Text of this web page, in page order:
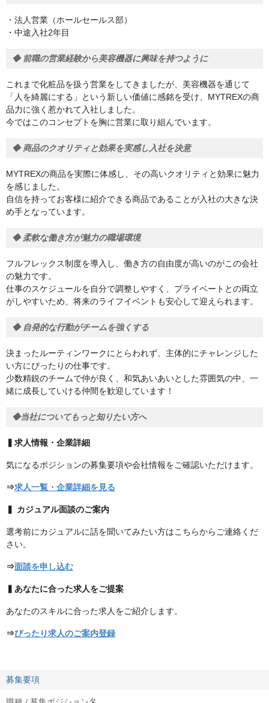
・法人営業（ホールセールス部）
・中途入社2年目
◆ 前職の営業経験から美容機器に興味を持つように
これまで化粧品を扱う営業をしてきましたが、美容機器を通じて
「人を綺麗にする」という新しい価値に感銘を受け、MYTREXの商
品力に強く惹かれて入社しました。
今ではこのコンセプトを胸に営業に取り組んでいます。
◆ 商品のクオリティと効果を実感し入社を決意
MYTREXの商品を実際に体感し、その高いクオリティと効果に魅力
を感じました。
自信を持ってお客様に紹介できる商品であることが入社の大きな決
め手となっています。
◆ 柔軟な働き方が魅力の職場環境
フルフレックス制度を導入し、働き方の自由度が高いのがこの会社
の魅力です。
仕事のスケジュールを自分で調整しやすく、プライベートとの両立
がしやすいため、将来のライフイベントも安心して迎えられます。
◆ 自発的な行動がチームを強くする
決まったルーティンワークにとらわれず、主体的にチャレンジした
い方にぴったりの仕事です。
少数精鋭のチームで仲が良く、和気あいあいとした雰囲気の中、一
緒に成長していける仲間を歓迎しています！
◆当社についてもっと知りたい方へ
▍求人情報・企業詳細
気になるポジションの募集要項や会社情報をご確認いただけます。
⇒求人一覧・企業詳細を見る
▍ カジュアル面談のご案内
選考前にカジュアルに話を聞いてみたい方はこちらからご連絡くだ
さい。
⇒面談を申し込む
▍あなたに合った求人をご提案
あなたのスキルに合った求人をご紹介します。
⇒ぴったり求人のご案内登録
募集要項